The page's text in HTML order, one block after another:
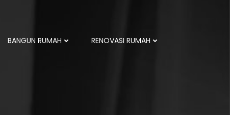
BANGUN RUMAH RENOVASI RUMAH